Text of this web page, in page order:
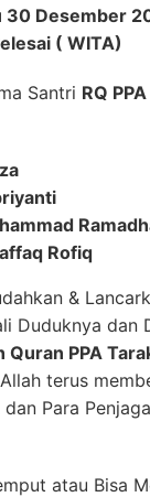
30 Desember
( WITA)
Santri RQ
Rofiq
&
Duduknya dan
Quran PPA
terus
Para
atau Bisa